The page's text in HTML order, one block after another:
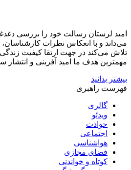
امید لرستان رسالت خود را بررسی
می‌داند و با انعکاس نظرات
تلاش می‌کند در جهت ارتقا کیفیت
مهمترین هدف ما امید آفرینی و انتشار
بیشتر بدانید
فهرست راهبری
گالری
ویدئو
حوادث
اجتماعی
هواشناسی
فضای مجازی
کوتاه و خواندنی